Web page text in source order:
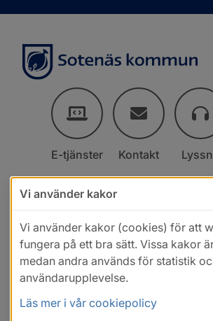
E-tjänster Kontakt
Vi använder kakor
Vi använder kakor (cookies) för att
fungera på ett bra sätt. Vissa kakor
medan andra används för statistik
användarupplevelse.
Läs mer i vår cookiepolicy